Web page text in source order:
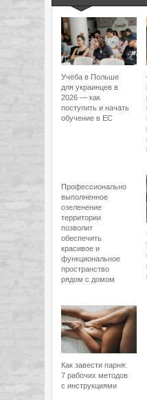
Учёба в Польше
для украинцев в
2026 — как
поступить и начать
обучение в ЕС
Профессионально
выполненное
озеленение
территории
позволит
обеспечить
красивое и
функциональное
пространство
рядом с домом
Как завести парня:
7 рабочих методов
с инструкциями